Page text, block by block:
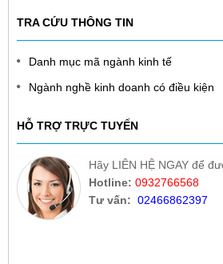
TRA CỨU THÔNG TIN
Danh mục mã ngành kinh tế
Ngành nghề kinh doanh có điều kiện
HỖ TRỢ TRỰC TUYẾN
Hãy LIÊN HỆ NGAY để
Hotline: 0932766568
Tư vấn: 02466862397